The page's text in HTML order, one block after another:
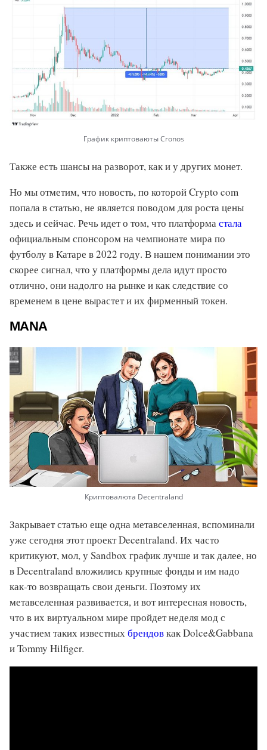
График криптоваюты Cronos
Также есть шансы на разворот, как и у других монет.
Но мы отметим, что новость, по которой Crypto com
попала в статью, не является поводом для роста цены
здесь и сейчас. Речь идет о том, что платформастала
официальным спонсором на чемпионате мира по
футболу в Катаре в 2022 году. В нашем понимании это
скорее сигнал, что у платформы дела идут просто
отлично, они надолго на рынке и как следствие со
временем в цене вырастет и их фирменный токен.
MANA
Криптовалюта Decentraland
Закрывает статью еще одна метавселенная, вспоминали
уже сегодня этот проект Decentraland. Их часто
критикуют, мол, у Sandbox график лучше и так далее, но
в Decentraland вложились крупные фонды и им надо
как-то возвращать свои деньги. Поэтому их
метавселенная развивается, и вот интересная новость,
что в их виртуальном мире пройдет неделя мод с
участием таких известныхбрендовкак Dolce&Gabbana
и Tommy Hilfiger.